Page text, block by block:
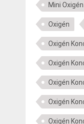
Mini
Oxigén
Oxigén
Oxigén
Oxigén
Oxigén
Oxigén